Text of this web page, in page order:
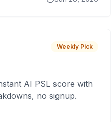
Weekly Pick
AI PSL score with
no signup.